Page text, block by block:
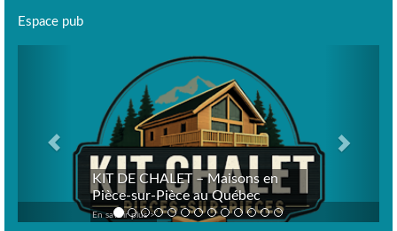
Espace pub
KIT DE CHALET – Maisons en
Pièce-sur-Pièce au Québec
En savoir plus >